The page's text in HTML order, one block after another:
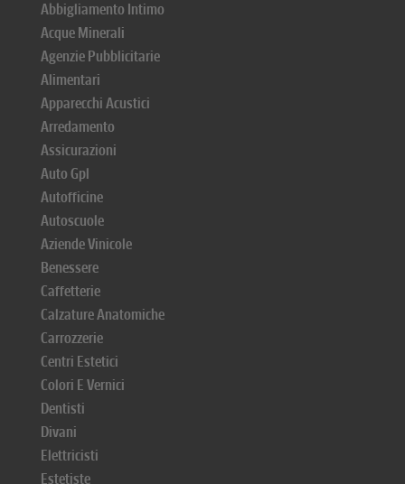
Abbigliamento Intimo
Acque Minerali
Agenzie Pubblicitarie
Alimentari
Apparecchi Acustici
Arredamento
Assicurazioni
Auto Gpl
Autofficine
Autoscuole
Aziende Vinicole
Benessere
Caffetterie
Calzature Anatomiche
Carrozzerie
Centri Estetici
Colori E Vernici
Dentisti
Divani
Elettricisti
Estetiste